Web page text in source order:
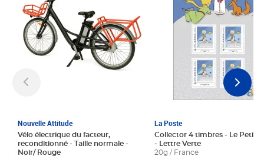
Nouvelle Attitude
Vélo électrique du facteur,
reconditionné - Taille normale -
Noir/ Rouge
La Poste
Collector 4 timbres - Le Petit
- Lettre Verte
20g / France